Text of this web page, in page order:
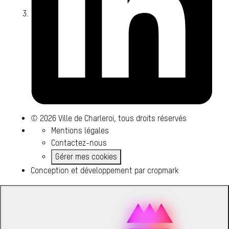
© 2026 Ville de Charleroi, tous droits réservés
Mentions légales
Contactez-nous
Gérer mes cookies
Conception et développement par cropmark